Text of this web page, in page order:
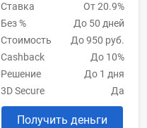
Ставка
От 20.9%
Без %
До 50 дней
Стоимость
До 950 руб.
Cashback
До 10%
Решение
До 1 дня
3D Secure
Да
Получить деньги